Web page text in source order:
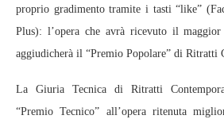
proprio gradimento tramite i tasti “like”
Plus): l’opera che avrà ricevuto il
aggiudicherà il “Premio Popolare” di Ritratti
La Giuria Tecnica di Ritratti
“Premio Tecnico” all’opera ritenuta